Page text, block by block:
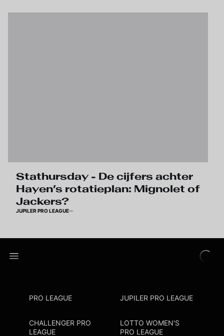
Stathursday - De cijfers achter
Hayen’s rotatieplan: Mignolet of
Jackers?
JUPILER PRO LEAGUE
PRO LEAGUE JUPILER PRO LEAGUE
CHALLENGER PRO
LEAGUE
LOTTO WOMEN'S
PRO LEAGUE